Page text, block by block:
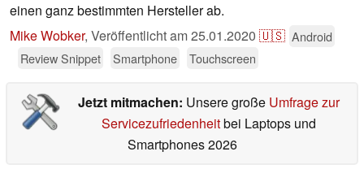
einen ganz bestimmten Hersteller ab.
Mike Wobker, Veröffentlicht am25.01.2020 🇺🇸 Android
Review Snippet
Smartphone Touchscreen
Jetzt mitmachen: Unsere große Umfrage zur
Servicezufriedenheitbei Laptops und
Smartphones 2026